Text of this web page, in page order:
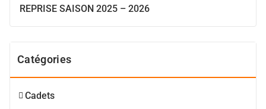
REPRISE SAISON 2025 – 2026
Catégories
Cadets